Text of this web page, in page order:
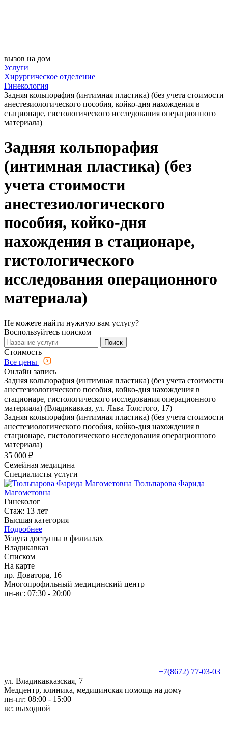
вызов на дом
Услуги
Хирургическое отделение
Гинекология
Задняя кольпорафия (интимная пластика) (без учета стоимости
анестезиологического пособия, койко-дня нахождения в
стационаре, гистологического исследования операционного
материала)
Задняя кольпорафия
(интимная пластика) (без
учета стоимости
анестезиологического
пособия, койко-дня
нахождения в стационаре,
гистологического
исследования операционного
материала)
Не можете найти нужную вам услугу?
Воспользуйтесь поиском
Поиск
Стоимость
Все цены
Онлайн запись
Задняя кольпорафия (интимная пластика) (без учета стоимости
анестезиологического пособия, койко-дня нахождения в
стационаре, гистологического исследования операционного
материала) (Владикавказ, ул. Льва Толстого, 17)
Задняя кольпорафия (интимная пластика) (без учета стоимости
анестезиологического пособия, койко-дня нахождения в
стационаре, гистологического исследования операционного
материала)
35 000 ₽
Семейная медицина
Специалисты услуги
Тюльпарова Фарида
Магометовна
Гинеколог
Стаж: 13 лет
Высшая категория
Подробнее
Услуга доступна в филиалах
Владикавказ
Списком
На карте
пр. Доватора, 16
Многопрофильный медицинский центр
пн-вс: 07:30 - 20:00
+7(8672) 77-03-03
ул. Владикавказская, 7
Медцентр, клиника, медицинская помощь на дому
пн-пт: 08:00 - 15:00
вс: выходной